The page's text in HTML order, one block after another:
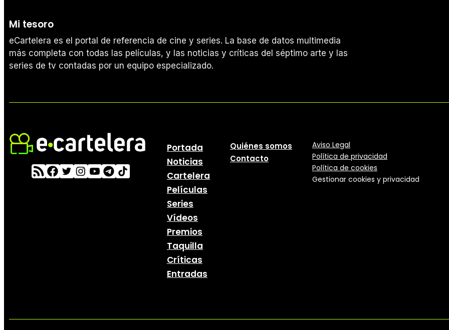
Mi tesoro
eCartelera es el portal de referencia de cine y series. La base de datos multimedia
más completa con todas las películas, y las noticias y críticas del séptimo arte y las
series de tv contadas por un equipo especializado.
Portada
Noticias
Cartelera
Películas
Series
Vídeos
Premios
Taquilla
Críticas
Entradas
Quiénes somos
Contacto
Aviso Legal
Política de privacidad
Política de cookies
Gestionar cookies y privacidad